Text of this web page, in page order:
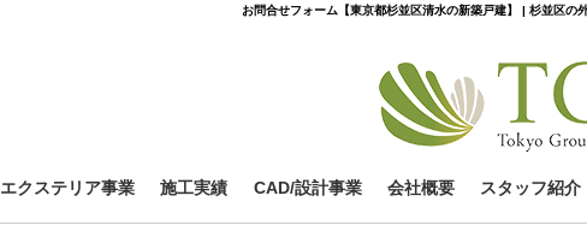
お問合せフォーム【東京都杉並区清水の新築戸建】 | 杉並区の
エクステリア事業 施工実績 CAD/設計事業 会社概要 スタッフ紹介